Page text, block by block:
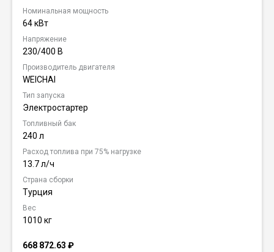
Номинальная мощность
64 кВт
Напряжение
230/400 В
Производитель двигателя
WEICHAI
Тип запуска
Электростартер
Топливный бак
240 л
Расход топлива при 75% нагрузке
13.7 л/ч
Страна сборки
Турция
Вес
1010 кг
668 872.63 ₽